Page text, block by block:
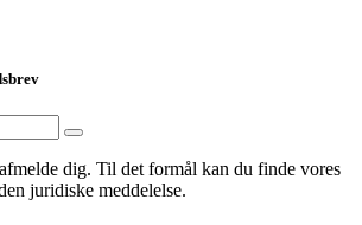
dig. Til det formål kan du finde vores
juridiske meddelelse.